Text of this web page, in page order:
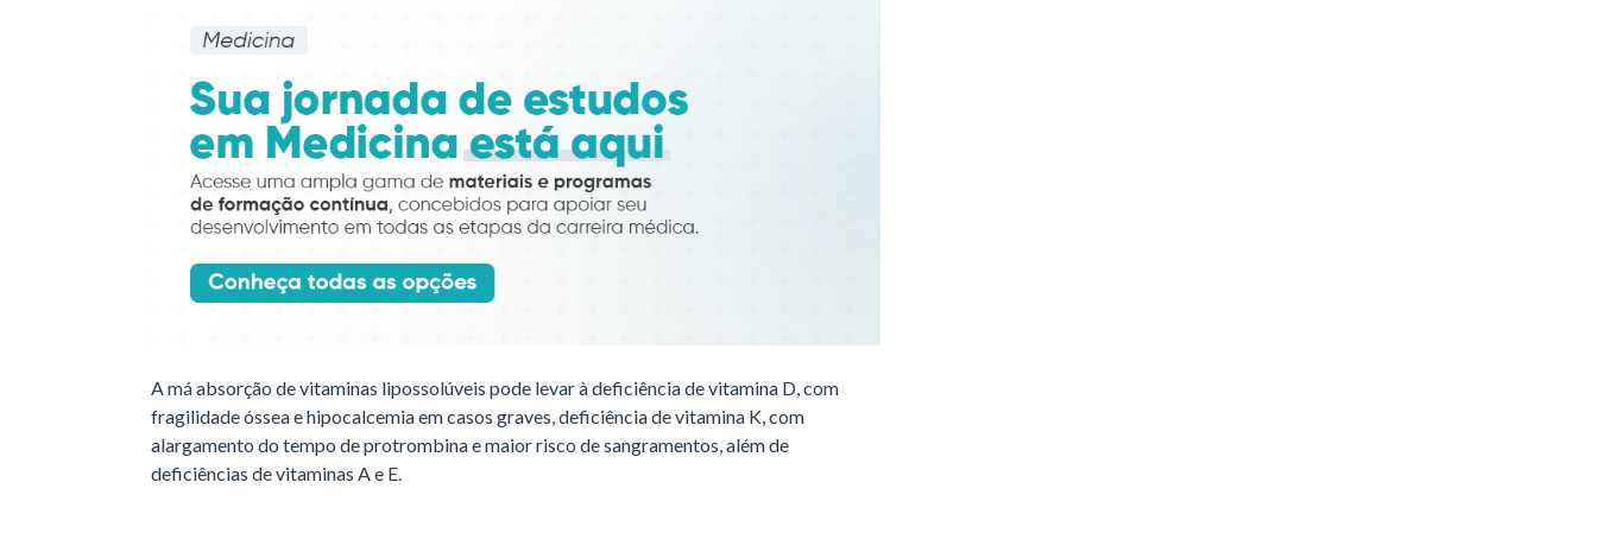
A má absorção de vitaminas lipossolúveis pode levar à deficiência de vitamina D, com
fragilidade óssea e hipocalcemia em casos graves, deficiência de vitamina K, com
alargamento do tempo de protrombina e maior risco de sangramentos, além de
deficiências de vitaminas A e E.